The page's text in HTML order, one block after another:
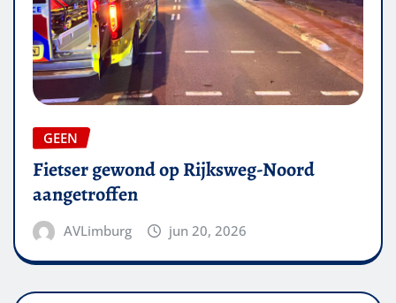
GEEN
Fietser gewond op Rijksweg-Noord
aangetroffen
AVLimburg jun 20, 2026